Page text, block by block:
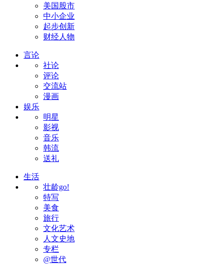
美国股市
中小企业
起步创新
财经人物
言论
社论
评论
交流站
漫画
娱乐
明星
影视
音乐
韩流
送礼
生活
壮龄go!
特写
美食
旅行
文化艺术
人文史地
专栏
@世代